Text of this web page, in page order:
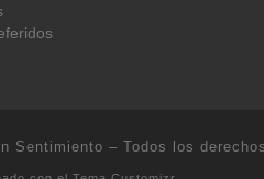
Sentimiento – Todos los